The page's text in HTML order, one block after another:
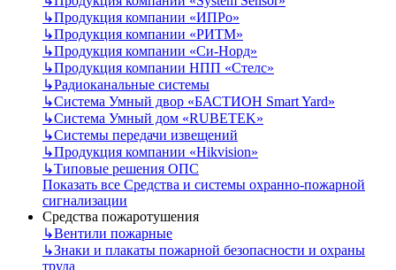
↳Продукция компании «ИПРо»
↳Продукция компании «РИТМ»
↳Продукция компании «Си-Норд»
↳Продукция компании НПП «Стелс»
↳Радиоканальные системы
↳Система Умный двор «БАСТИОН Smart Yard»
↳Система Умный дом «RUBETEK»
↳Системы передачи извещений
↳Продукция компании «Hikvision»
↳Типовые решения ОПС
Показать все Средства и системы охранно-пожарной
сигнализации
Средства пожаротушения
↳Вентили пожарные
↳Знаки и плакаты пожарной безопасности и охраны
труда